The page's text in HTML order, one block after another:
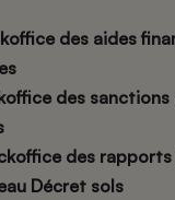
des aides
des
des
Décret sols